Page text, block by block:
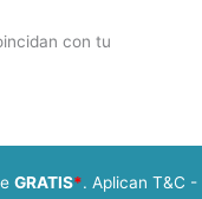
con tu
GRATIS*. Aplican T&C -